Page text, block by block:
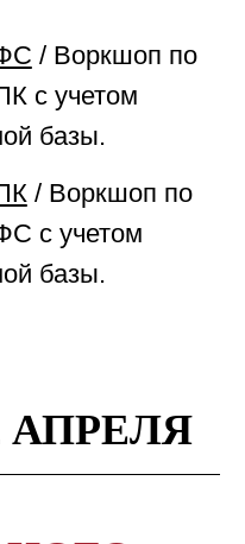
/ Воркшоп по
с учетом
базы.
/ Воркшоп по
с учетом
базы.
АПРЕЛЯ